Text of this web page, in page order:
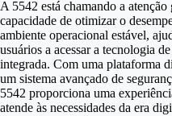
A 5542 está chamando a atenção
capacidade de otimizar o
ambiente operacional estável,
usuários a acessar a tecnologia
integrada. Com uma plataforma
um sistema avançado de
5542 proporciona uma
atende às necessidades da era